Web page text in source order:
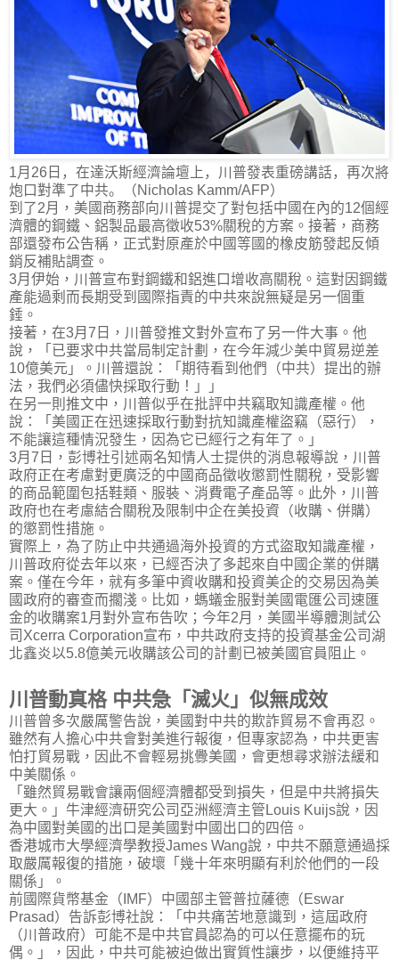
1月26日，在達沃斯經濟論壇上，川普發表重磅講話，再次將
炮口對準了中共。（Nicholas Kamm/AFP）
到了2月，美國商務部向川普提交了對包括中國在內的12個經
濟體的鋼鐵、鋁製品最高徵收53%關稅的方案。接著，商務
部還發布公告稱，正式對原產於中國等國的橡皮筋發起反傾
銷反補貼調查。
3月伊始，川普宣布對鋼鐵和鋁進口增收高關稅。這對因鋼鐵
產能過剩而長期受到國際指責的中共來說無疑是另一個重
錘。
接著，在3月 7 日，川普發推文對外宣布了另一件大事。他
說，「已要求中共當局制定計劃，在今年減少美中貿易逆差
10億美元」。川普還說：「期待看到他們（中共）提出的辦
法，我們必須儘快採取行動！」」
在另一則推文中，川普似乎在批評中共竊取知識產權。他
說：「美國正在迅速採取行動對抗知識產權盜竊（惡行），
不能讓這種情況發生，因為它已經行之有年了。」
3月 7 日，彭博社引述兩名知情人士提供的消息報導說，川普
政府正在考慮對更廣泛的中國商品徵收懲罰性關稅，受影響
的商品範圍包括鞋類、服裝、消費電子產品等。此外，川普
政府也在考慮結合關稅及限制中企在美投資（收購、併購）
的懲罰性措施。
實際上，為了防止中共通過海外投資的方式盜取知識產權，
川普政府從去年以來，已經否決了多起來自中國企業的併購
案。僅在今年，就有多筆中資收購和投資美企的交易因為美
國政府的審查而擱淺。比如，螞蟻金服對美國電匯公司速匯
金的收購案1月對外宣布告吹；今年2月，美國半導體測試公
司 Xcerra Corporation宣布，中共政府支持的投資基金公司湖
北鑫炎以5.8億美元收購該公司的計劃已被美國官員阻止。
川普動真格 中共急「滅火」似無成效
川普曾多次嚴厲警告說，美國對中共的欺詐貿易不會再忍。
雖然有人擔心中共會對美進行報復，但專家認為，中共更害
怕打貿易戰，因此不會輕易挑釁美國，會更想尋求辦法緩和
中美關係。
「雖然貿易戰會讓兩個經濟體都受到損失，但是中共將損失
更大。」牛津經濟研究公司亞洲經濟主管Louis Kuijs說，因
為中國對美國的出口是美國對中國出口的四倍。
香港城市大學經濟學教授James Wang說，中共不願意通過採
取嚴厲報復的措施，破壞「幾十年來明顯有利於他們的一段
關係」。
前國際貨幣基金（ IMF）中國部主管普拉薩德（Eswar
Prasad）告訴彭博社說：「中共痛苦地意識到，這屆政府
（川普政府）可能不是中共官員認為的可以任意擺布的玩
偶。」，因此，中共可能被迫做出實質性讓步，以便維持平